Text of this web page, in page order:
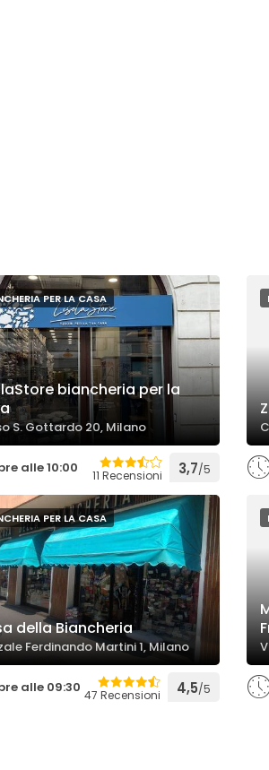
PER LA CASA
biancheria per la
S. Gottardo 20, Milano
alle 10:00 11 Recensioni 3,7/5
PER LA CASA
della Biancheria
Ferdinando Martini 1, Milano
alle 09:30 47 Recensioni 4,5/5